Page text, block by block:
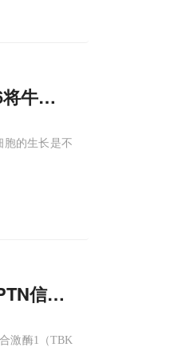
牛磺酸转运到
胞的生长是不
信号轴决定受损
激酶1（TBK